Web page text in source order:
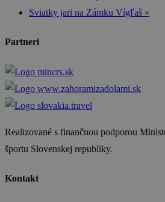
Sviatky jari na Zámku Vígľaš »
Partneri
Realizované s finančnou podporou
športu Slovenskej republiky.
Kontakt